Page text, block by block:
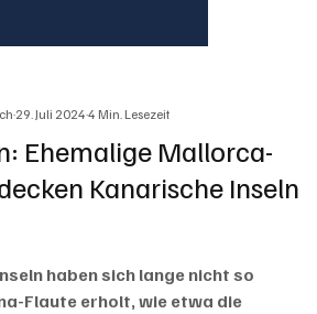
Ehemalige Mallorca-
Kanarische Inseln
29. Juli 20244 Min. Lesezeit
bewertet.
haben sich lange nicht so
Flaute erholt, wie etwa die